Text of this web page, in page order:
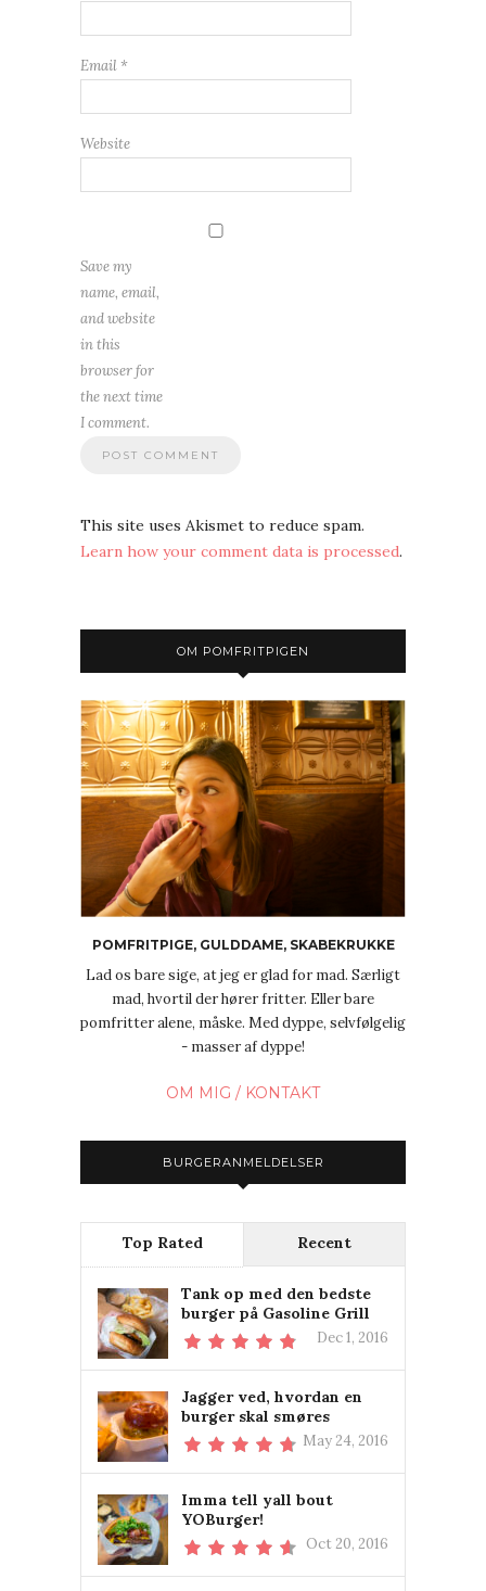
Email *
Website
Save my
name, email,
and website
in this
browser for
the next time
I comment.
This site uses Akismet to reduce spam.
Learn how your comment data is processed.
OM POMFRITPIGEN
POMFRITPIGE, GULDDAME, SKABEKRUKKE
Lad os bare sige, at jeg er glad for mad. Særligt
mad, hvortil der hører fritter. Eller bare
pomfritter alene, måske. Med dyppe, selvfølgelig
- masser af dyppe!
OM MIG / KONTAKT
BURGERANMELDELSER
Top Rated Recent
Tank op med den bedste
burger på Gasoline Grill
Dec 1, 2016
Jagger ved, hvordan en
burger skal smøres
May 24, 2016
Imma tell yall bout
YOBurger!
Oct 20, 2016